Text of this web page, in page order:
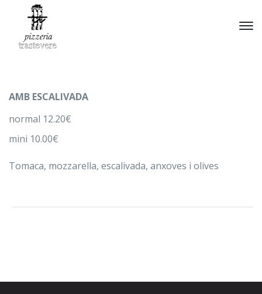
AMB ESCALIVADA
normal 12.20€
mini 10.00€
Tomaca, mozzarella, escalivada, anxoves i olives